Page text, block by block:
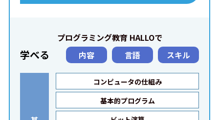
プログラミング教育 HALLOで
学べる 内容 言語 スキル
コンピュータの仕組み
基本的プログラム